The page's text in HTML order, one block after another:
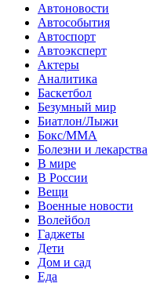
Автоновости
Автособытия
Автоспорт
Автоэксперт
Актеры
Аналитика
Баскетбол
Безумный мир
Биатлон/Лыжи
Бокс/MMA
Болезни и лекарства
В мире
В России
Вещи
Военные новости
Волейбол
Гаджеты
Дети
Дом и сад
Еда